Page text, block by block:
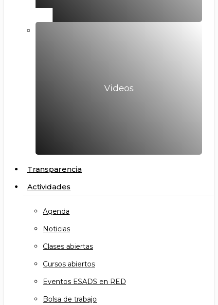
Videos
Transparencia
Actividades
Agenda
Noticias
Clases abiertas
Cursos abiertos
Eventos ESADS en RED
Bolsa de trabajo